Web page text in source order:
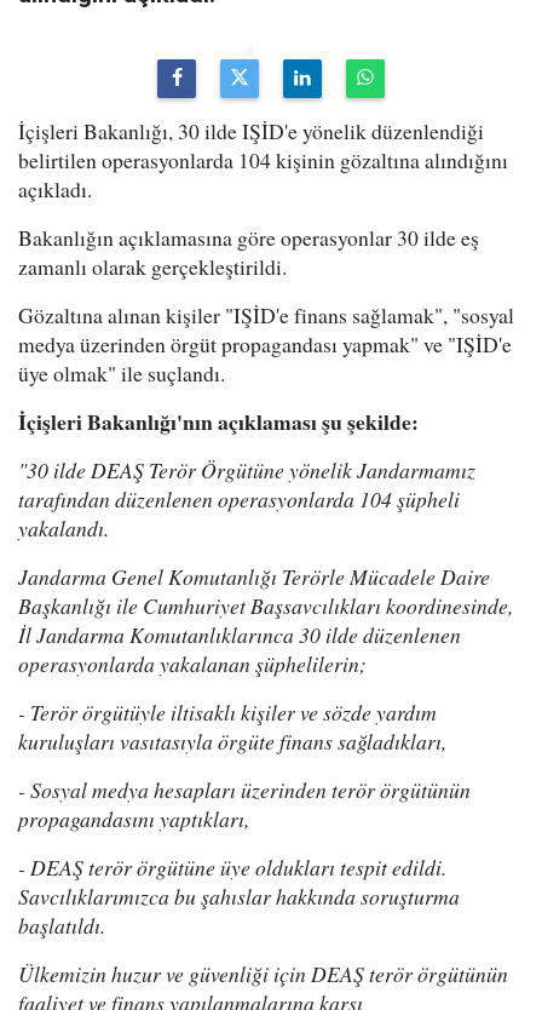
İçişleri Bakanlığı, 30 ilde IŞİD'e yönelik düzenlendiği
belirtilen operasyonlarda 104 kişinin gözaltına alındığını
açıkladı.
Bakanlığın açıklamasına göre operasyonlar 30 ilde eş
zamanlı olarak gerçekleştirildi.
Gözaltına alınan kişiler "IŞİD'e finans sağlamak", "sosyal
medya üzerinden örgüt propagandası yapmak" ve "IŞİD'e
üye olmak" ile suçlandı.
İçişleri Bakanlığı'nın açıklaması şu şekilde:
"30 ilde DEAŞ Terör Örgütüne yönelik Jandarmamız
tarafından düzenlenen operasyonlarda 104 şüpheli
yakalandı.
Jandarma Genel Komutanlığı Terörle Mücadele Daire
Başkanlığı ile Cumhuriyet Başsavcılıkları koordinesinde,
İl Jandarma Komutanlıklarınca 30 ilde düzenlenen
operasyonlarda yakalanan şüphelilerin;
- Terör örgütüyle iltisaklı kişiler ve sözde yardım
kuruluşları vasıtasıyla örgüte finans sağladıkları,
- Sosyal medya hesapları üzerinden terör örgütünün
propagandasını yaptıkları,
- DEAŞ terör örgütüne üye oldukları tespit edildi.
Savcılıklarımızca bu şahıslar hakkında soruşturma
başlatıldı.
Ülkemizin huzur ve güvenliği için DEAŞ terör örgütünün
faaliyet ve finans yapılanmalarına karşı